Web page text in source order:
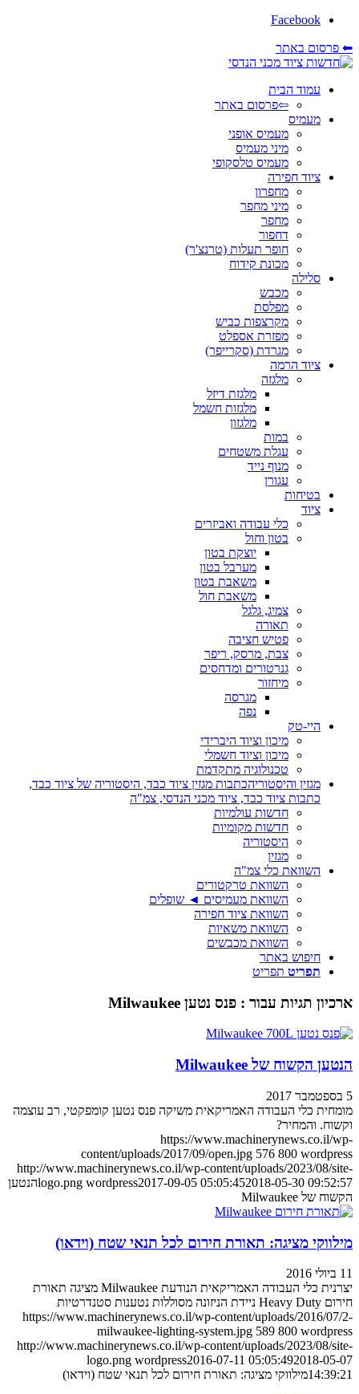
Facebook
⬅ פרסום באתר
עמוד הבית
⇦פרסום באתר
מעמיס
מעמיס אופני
מיני מעמיס
מעמיס טלסקופי
ציוד חפירה
מחפרון
מיני מחפר
מחפר
דחפור
חופר תעלות (טרנצ'ר)
מכונת קידוח
סלילה
מכבש
מפלסת
מקרצפות כביש
מפזרת אספלט
מגרדת (סקרייפר)
ציוד הרמה
מלגזה
מלגזת דיזל
מלגזות חשמל
מלגזון
במות
עגלת משטחים
מנוף נייד
עגורן
בטיחות
ציוד
כלי עבודה ואביזרים
בטון וחול
יוצקת בטון
מערבל בטון
משאבת בטון
משאבת חול
צמיג, גלגל
תאורה
פטיש חציבה
צבת, מרסק, ריפר
גנרטורים ומדחסים
מיחזור
מגרסה
נפה
היי-טק
מיכון וציוד היברידי
מיכון וציוד חשמלי
טכנולוגיה מתקדמת
מגזין והיסטוריהכתבות מגזין ציוד כבד, היסטוריה של ציוד כבד,
כתבות ציוד כבד, ציוד מכני הנדסי, צמ"ה
חדשות עולמיות
חדשות מקומיות
היסטוריה
מגזין
השוואת כלי צמ"ה
השוואת טרקטורים
השוואת מעמיסים ◄ שופלים
השוואת ציוד חפירה
השוואת משאיות
השוואת מכבשים
חיפוש באתר
תפריט תפריט
ארכיון תגיות עבור : פנס נטען Milwaukee
הנטען הקשוח של Milwaukee
5 בספטמבר 2017
מומחית כלי העבודה האמריקאית משיקה פנס נטען קומפקטי, רב עוצמה
וקשוח. והמחיר?
https://www.machinerynews.co.il/wp-
content/uploads/2017/09/open.jpg 576 800 wordpress
http://www.machinerynews.co.il/wp-content/uploads/2023/08/site-
logo.png wordpress2017-09-05 05:05:452018-05-30 09:52:57
הנטען
הקשוח של Milwaukee
מילווקי מציגה: תאורת חירום לכל תנאי שטח (וידאו)
11 ביולי 2016
יצרנית כלי העבודה האמריקאית הנודעת Milwaukee מציגה תאורת
חירום Heavy Duty ניידת הניזונה מסוללות נטענות סטנדרטיות
https://www.machinerynews.co.il/wp-content/uploads/2016/07/2-
milwaukee-lighting-system.jpg 589 800 wordpress
http://www.machinerynews.co.il/wp-content/uploads/2023/08/site-
logo.png wordpress2016-07-11 05:05:492018-05-07
14:39:21מילווקי מציגה: תאורת חירום לכל תנאי שטח (וידאו)